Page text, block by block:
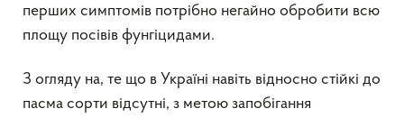
перших симптомів потрібно негайно обробити всю
площу посівів фунгіцидами.
З огляду на, те що в Україні навіть відносно стійкі до
пасма сорти відсутні, з метою запобігання